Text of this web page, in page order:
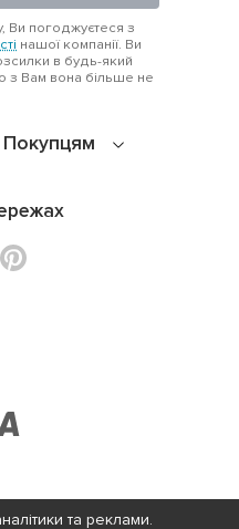
Покупцям
Ви погоджуєтеся з
нашої компанії. Ви
в будь-який
з Вам вона більше не
та реклами.